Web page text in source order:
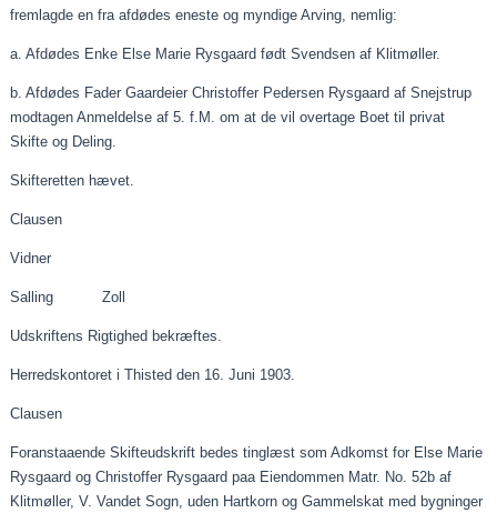
fremlagde en fra afdødes eneste og myndige Arving, nemlig:
a. Afdødes Enke Else Marie Rysgaard født Svendsen af Klitmøller.
b. Afdødes Fader Gaardeier Christoffer Pedersen Rysgaard af Snejstrup
modtagen Anmeldelse af 5.f .M . om at de vil overtage Boet til privat
Skifte og Deling.
Skifteretten hævet.
Clausen
Vidner
SallingZoll
Udskriftens Rigtighed bekræftes.
Herredskontoret i Thisted den 16.Juni 1903.
Clausen
Foranstaaende Skifteudskrift bedes tinglæst som Adkomst for Else Marie
Rysgaard og Christoffer Rysgaardpaa Eiendommen Matr. No. 52b af
Klitmøller, V. Vandet Sogn, uden Hartkorn og Gammelskat med bygninger